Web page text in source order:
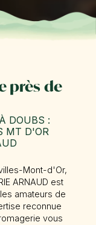
près de
DOUBS :
MT D'OR
Mont-d'Or,
ARNAUD est
amateurs de
reconnue
vous